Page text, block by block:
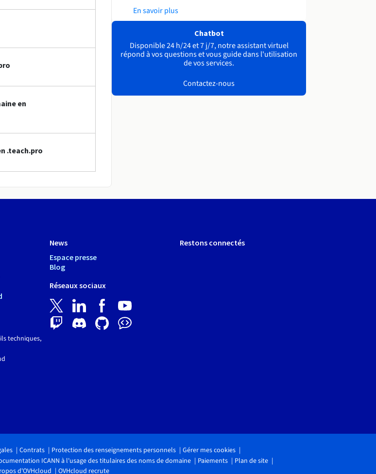
en
.teach.pro
En savoir plus
Chatbot
Disponible 24 h/24 et 7 j/7, notre assistant virtuel
répond à vos questions et vous guide dans l'utilisation
de vos services.
Contactez-nous
techniques,
News
Espace presse
Blog
Réseaux sociaux
Restons connectés
Contrats Protection des renseignements personnels
Gérer mes cookies
ICANN à l'usage des titulaires des noms de domaine Paiements
Plan de site
d'OVHcloud
OVHcloud recrute